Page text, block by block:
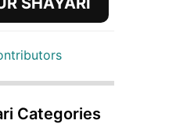
Categories